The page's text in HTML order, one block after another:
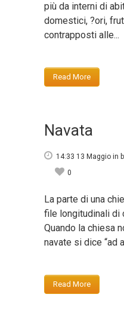
più da interni di
domestici, ?ori,
contrapposti alle...
Read More
Navata
14:33 13 Maggio in
0
La parte di una
file longitudinali di
Quando la chiesa
navate si dice “ad
Read More